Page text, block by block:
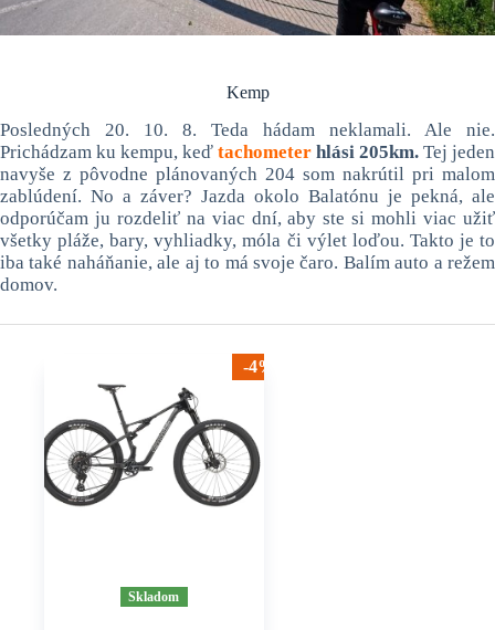
Kemp
Posledných 20. 10. 8. Teda hádam neklamali. Ale nie.
Prichádzam ku kempu, keď tachometer hlási 205km. Tej jeden
navyše z pôvodne plánovaných 204 som nakrútil pri malom
zablúdení. No a záver? Jazda okolo Balatónu je pekná, ale
odporúčam ju rozdeliť na viac dní, aby ste si mohli viac užiť
všetky pláže, bary, vyhliadky, móla či výlet loďou. Takto je to
iba také naháňanie, ale aj to má svoje čaro. Balím auto a režem
domov.
-4%
Skladom